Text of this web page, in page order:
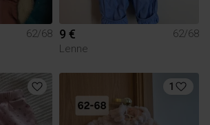
62/68 9 €
62/68
Lenne
1